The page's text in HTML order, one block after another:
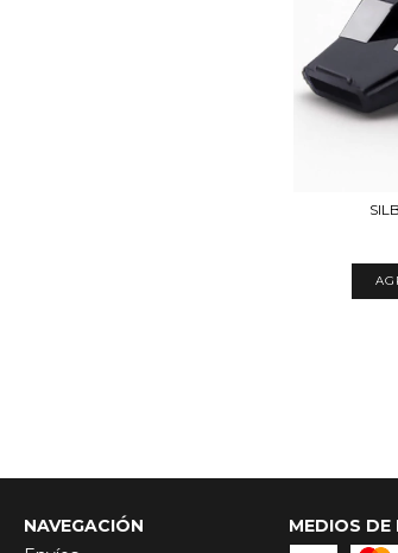
NAVEGACIÓN
MEDIOS DE